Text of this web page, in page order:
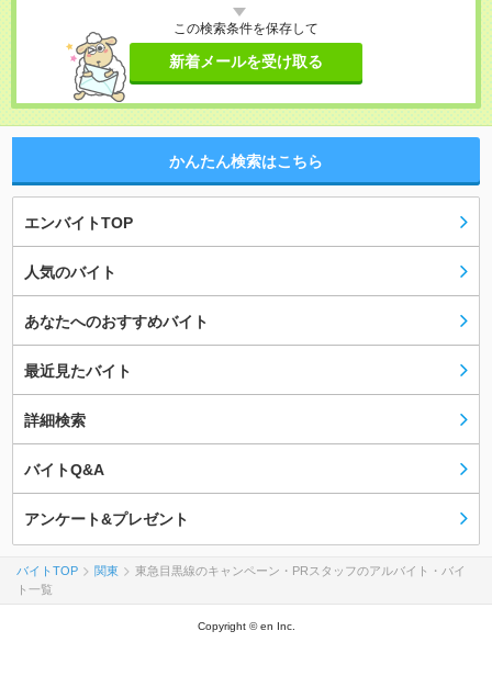
この検索条件を保存して
新着メールを受け取る
かんたん検索はこちら
エンバイトTOP
人気のバイト
あなたへのおすすめバイト
最近見たバイト
詳細検索
バイトQ&A
アンケート&プレゼント
バイトTOP 関東
東急目黒線のキャンペーン・PRスタッフのアルバイト・バイ
ト一覧
Copyright © en Inc.